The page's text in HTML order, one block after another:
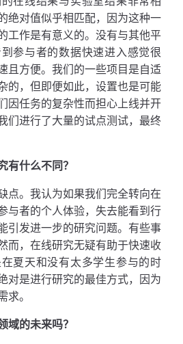
绝对值似乎相匹配，因为这种一
工作是有意义的。没有与其他平
参与者的数据快速进入感觉很
且方便。我们的一些项目是自适
的，但即便如此，设置也是可能
因任务的复杂性而担心上线并开
们进行了大量的试点测试，最终
有什么不同？
点。我认为如果我们完全转向在
与者的个人体验，失去能看到行
引发进一步的研究问题。有些事
而，在线研究无疑有助于快速收
夏天和没有太多学生参与的时
对是进行研究的最佳方式，因为
求。
域的未来吗？